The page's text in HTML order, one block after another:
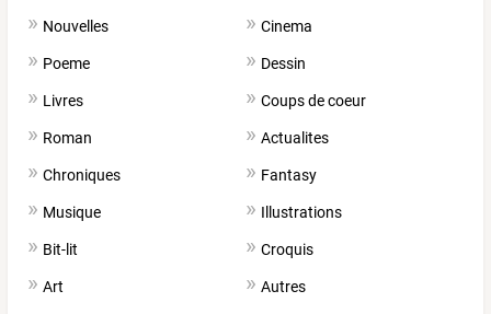
Nouvelles Cinema
Poeme Dessin
Livres Coups de coeur
Roman Actualites
Chroniques Fantasy
Musique Illustrations
Bit-lit Croquis
Art Autres